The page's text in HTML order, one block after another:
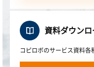
資料ダウンロ
コピロボのサービス資料各